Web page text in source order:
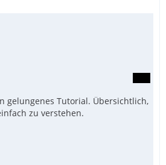
gelungenes Tutorial. Übersichtlich,
zu verstehen.